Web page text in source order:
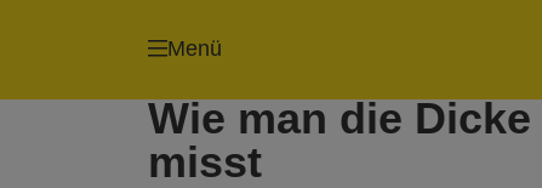
Menü
Wie man die
misst